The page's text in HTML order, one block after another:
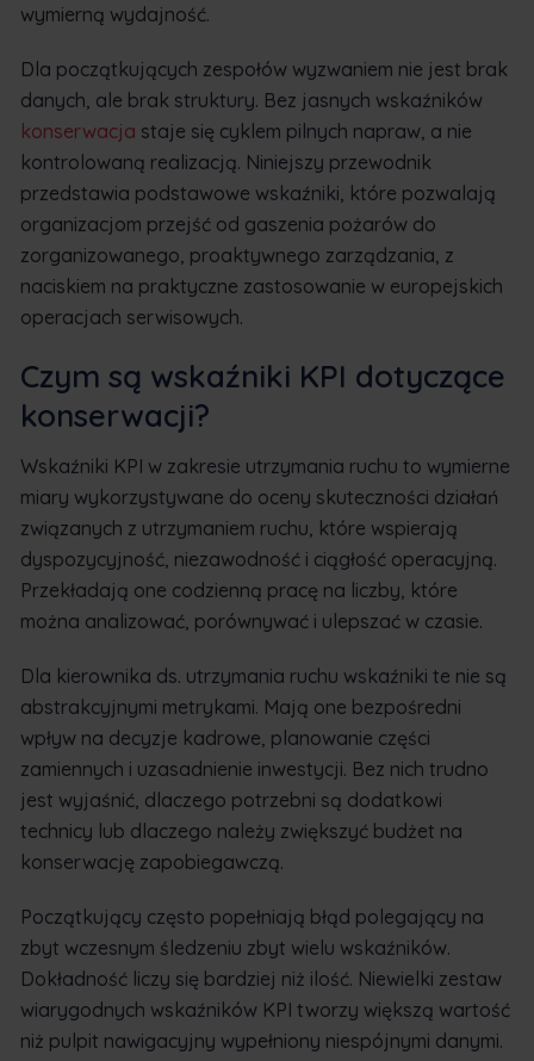
wymierną wydajność.
Dla początkujących zespołów wyzwaniem nie jest brak
danych, ale brak struktury. Bez jasnych wskaźników
konserwacja staje się cyklem pilnych napraw, a nie
kontrolowaną realizacją. Niniejszy przewodnik
przedstawia podstawowe wskaźniki, które pozwalają
organizacjom przejść od gaszenia pożarów do
zorganizowanego, proaktywnego zarządzania, z
naciskiem na praktyczne zastosowanie w europejskich
operacjach serwisowych.
Czym są wskaźniki KPI dotyczące
konserwacji?
Wskaźniki KPI w zakresie utrzymania ruchu to wymierne
miary wykorzystywane do oceny skuteczności działań
związanych z utrzymaniem ruchu, które wspierają
dyspozycyjność, niezawodność i ciągłość operacyjną.
Przekładają one codzienną pracę na liczby, które
można analizować, porównywać i ulepszać w czasie.
Dla kierownika ds. utrzymania ruchu wskaźniki te nie są
abstrakcyjnymi metrykami. Mają one bezpośredni
wpływ na decyzje kadrowe, planowanie części
zamiennych i uzasadnienie inwestycji. Bez nich trudno
jest wyjaśnić, dlaczego potrzebni są dodatkowi
technicy lub dlaczego należy zwiększyć budżet na
konserwację zapobiegawczą.
Początkujący często popełniają błąd polegający na
zbyt wczesnym śledzeniu zbyt wielu wskaźników.
Dokładność liczy się bardziej niż ilość. Niewielki zestaw
wiarygodnych wskaźników KPI tworzy większą wartość
niż pulpit nawigacyjny wypełniony niespójnymi danymi.